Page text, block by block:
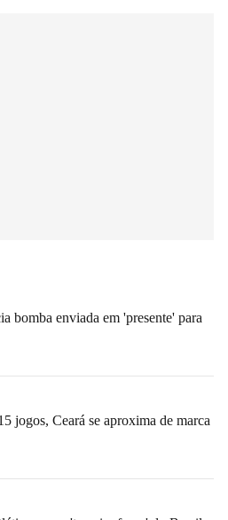
bomba enviada em 'presente' para
jogos, Ceará se aproxima de marca